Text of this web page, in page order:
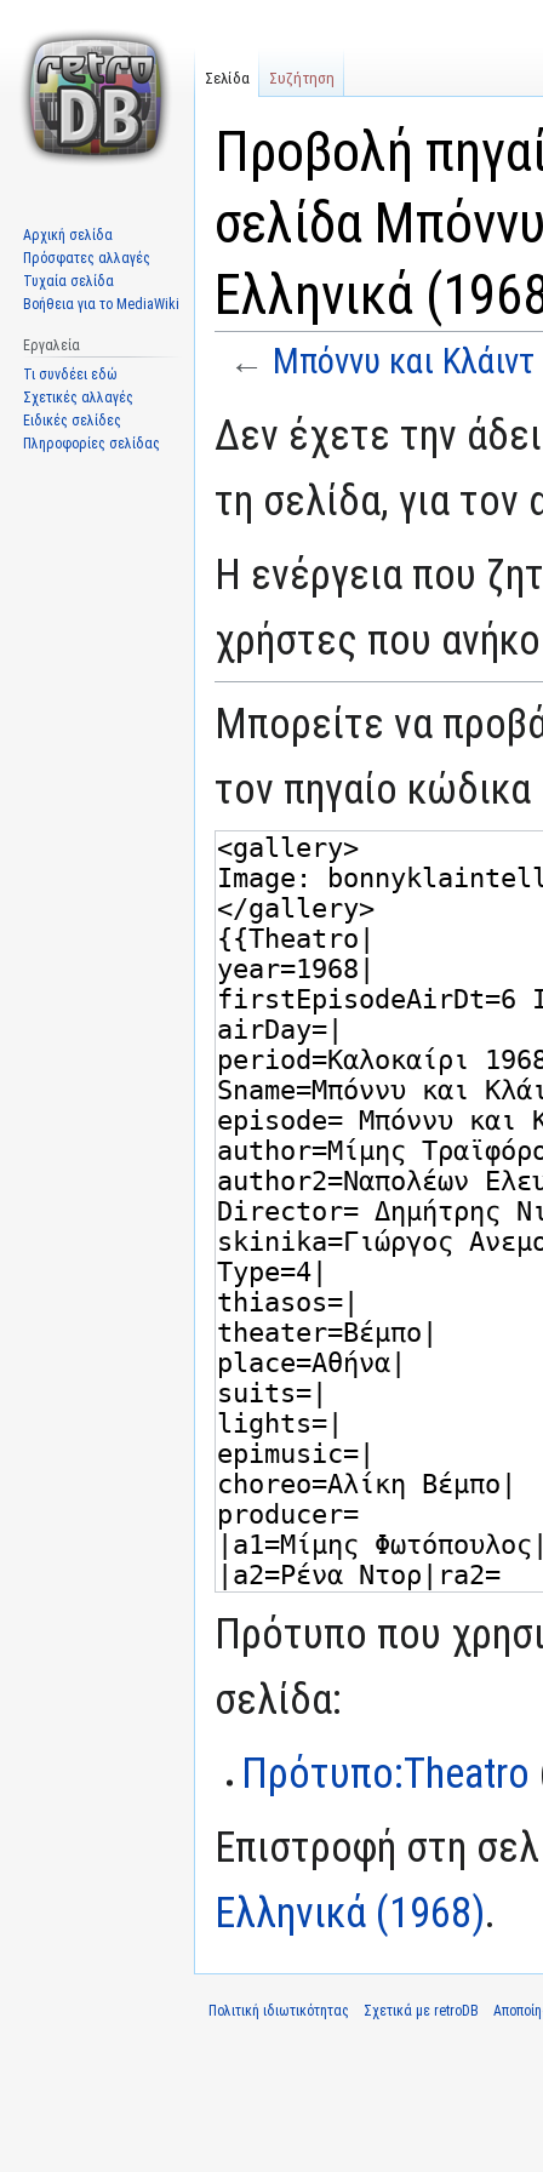
Προβολή
σελίδα
Ελληνικά
← Μπόννυ και
στην
στην
Δεν έχετε την
τη σελίδα, για
Η ενέργεια που
χρήστες που
Μπορείτε να
τον πηγαίο
Πρότυπο που
σελίδα:
Πρότυπο:Theatro
Επιστροφή στη
Ελληνικά (1968).
Σελίδα Συζήτηση
Αρχική σελίδα
Πρόσφατες αλλαγές
Τυχαία σελίδα
Βοήθεια για το MediaWiki
Εργαλεία
Τι συνδέει εδώ
Σχετικές αλλαγές
Ειδικές σελίδες
Πληροφορίες σελίδας
Πολιτική ιδιωτικότητας Σχετικά με retroDB